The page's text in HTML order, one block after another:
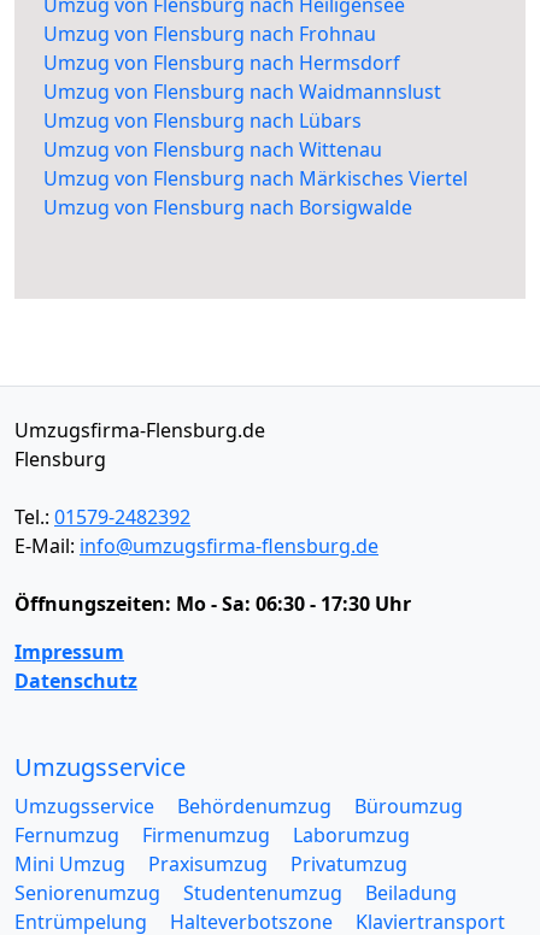
Umzug von Flensburg nach Frohnau
Umzug von Flensburg nach Hermsdorf
Umzug von Flensburg nach Waidmannslust
Umzug von Flensburg nach Lübars
Umzug von Flensburg nach Wittenau
Umzug von Flensburg nach Märkisches Viertel
Umzug von Flensburg nach Borsigwalde
Umzugsfirma-Flensburg.de
Flensburg
Tel.: 01579-2482392
E-Mail: info@umzugsfirma-flensburg.de
Öffnungszeiten: Mo - Sa: 06:30 - 17:30 Uhr
Impressum
Datenschutz
Umzugsservice
Umzugsservice Behördenumzug
Büroumzug
Fernumzug
Firmenumzug
Laborumzug
Mini Umzug
Praxisumzug
Privatumzug
Seniorenumzug
Studentenumzug
Beiladung
Entrümpelung
Halteverbotszone
Klaviertransport